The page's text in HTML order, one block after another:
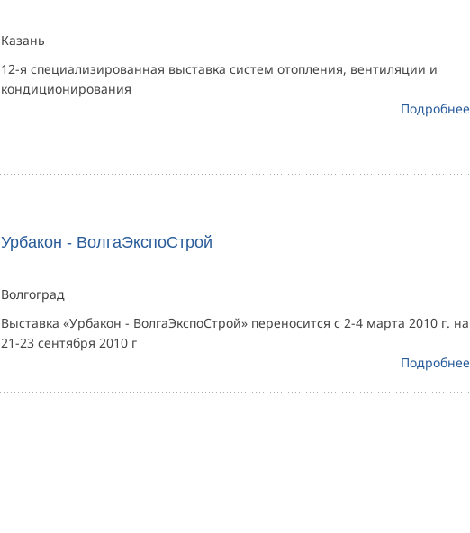
Казань
12-я специализированная выставка систем отопления, вентиляции и
кондиционирования
Подробнее
Урбакон - ВолгаЭкспоСтрой
Волгоград
Выставка «Урбакон - ВолгаЭкспоСтрой» переносится с 2-4 марта 2010 г. на
21-23 сентября 2010 г
Подробнее